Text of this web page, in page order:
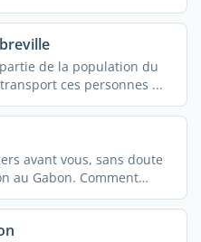
de la population du
ces personnes ...
avant vous, sans doute
au Gabon. Comment